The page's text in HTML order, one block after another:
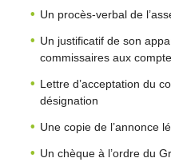
Un procès-verbal de
Un justificatif de son
commissaires aux
Lettre d’acceptation du
désignation
Une copie de l’annonce
Un chèque à l’ordre du